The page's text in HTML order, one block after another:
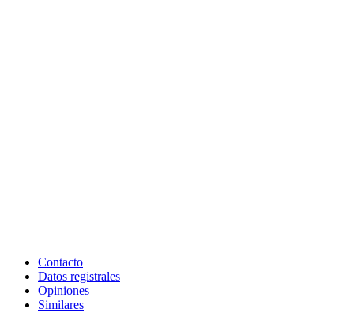
Contacto
Datos registrales
Opiniones
Similares